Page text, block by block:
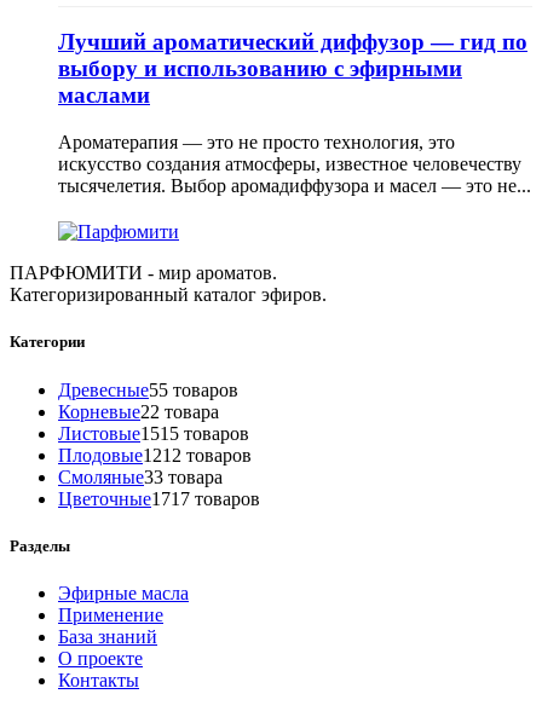
Лучший ароматический диффузор — гид по
выбору и использованию с эфирными
маслами
Ароматерапия — это не просто технология, это
искусство создания атмосферы, известное человечеству
тысячелетия. Выбор аромадиффузора и масел — это не...
ПАРФЮМИТИ - мир ароматов.
Категоризированный каталог эфиров.
Категории
Древесные55 товаров
Корневые22 товара
Листовые1515 товаров
Плодовые1212 товаров
Смоляные33 товара
Цветочные1717 товаров
Разделы
Эфирные масла
Применение
База знаний
О проекте
Контакты